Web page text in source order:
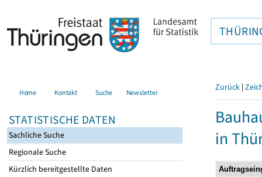
Home Kontakt Suche Newsletter
STATISTISCHE DATEN
Sachliche Suche
Regionale Suche
Kürzlich bereitgestellte Daten
Zurück |
in